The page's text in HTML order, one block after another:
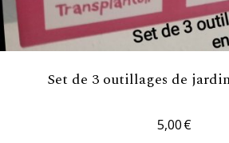
Set de 3 outillages de
5,00€